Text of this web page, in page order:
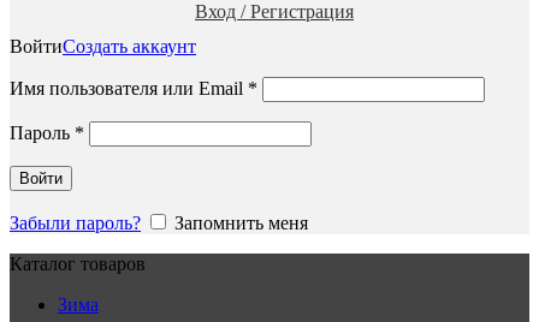
Вход / Регистрация
ВойтиСоздать аккаунт
Имя пользователя или Email *
Пароль *
Войти
Забыли пароль?
Запомнить меня
Каталог товаров
Зима